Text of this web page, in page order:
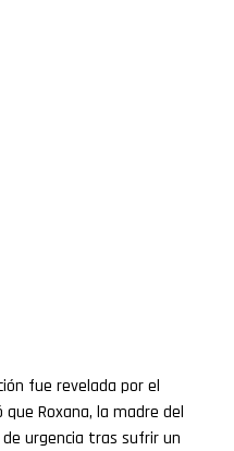
fue revelada por el
Roxana, la madre del
urgencia tras sufrir un